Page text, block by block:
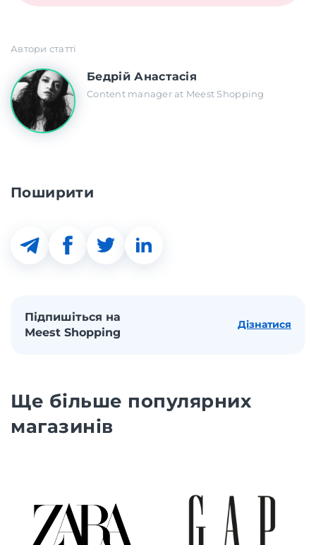
Автори статті
Бедрій Анастасія
Content manager at Meest Shopping
Поширити
Підпишіться на
Meest Shopping
Дізнатися
Ще більше популярних
магазинів